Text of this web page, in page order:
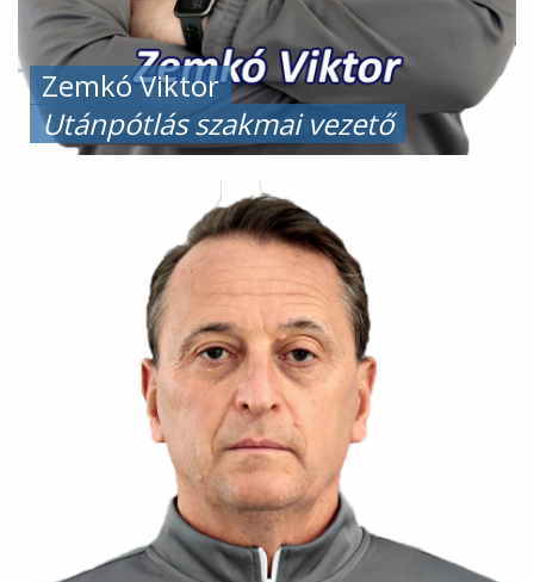
Zemkó Viktor
Utánpótlás szakmai vezető